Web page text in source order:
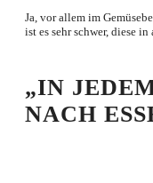
Ja, vor allem im
ist es sehr schwer, diese
„IN
NACH